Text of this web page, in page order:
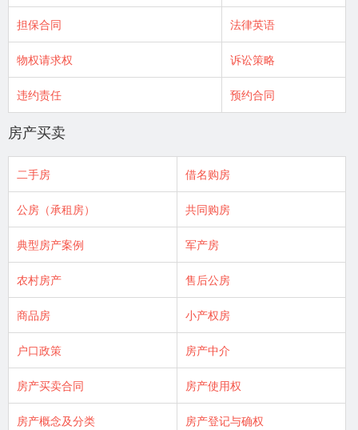
担保合同 法律英语
物权请求权 诉讼策略
违约责任 预约合同
房产买卖
二手房 借名购房
公房（承租房） 共同购房
典型房产案例 军产房
农村房产 售后公房
商品房 小产权房
户口政策 房产中介
房产买卖合同 房产使用权
房产概念及分类 房产登记与确权